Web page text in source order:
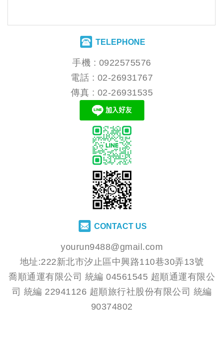
TELEPHONE
手機 : 0922575576
電話 : 02-26931767
傳真 : 02-26931535
CONTACT US
yourun9488@gmail.com
地址:222新北市汐止區中興路110巷30弄13號
喬順通運有限公司 統編 04561545 超順通運有限公
司 統編 22941126 超順旅行社股份有限公司 統編
90374802